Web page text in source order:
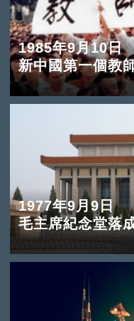
1985年9月10日
新中國第一個教
1977年9月9日
毛主席紀念堂落